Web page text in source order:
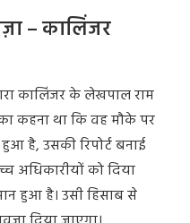
– कालिंजर
कालिंजरकेलेखपालराम
कहनाथाकिवहमौकेपर
हुआहै,उसकीरिपोर्टबनाई
अधिकारीयोंकोदिया
हुआहै।उसीहिसाबसे